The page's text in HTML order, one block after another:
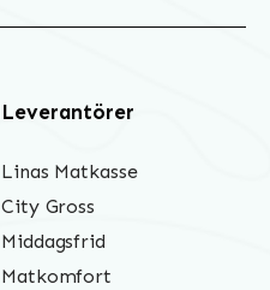
Leverantörer
Linas Matkasse
City Gross
Middagsfrid
Matkomfort